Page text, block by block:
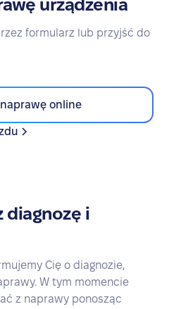
urządzenia
formularz lub przyjść do
online
diagnozę i
Cię o diagnozie,
W tym momencie
z naprawy ponosząc